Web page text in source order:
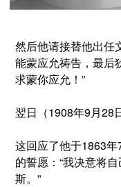
然后他请接替他出任
能蒙应允祷告，最后
求蒙你应允！”
翌日（1908年9月28
这回应了他于1863
的誓愿： “我决意将
斯。”